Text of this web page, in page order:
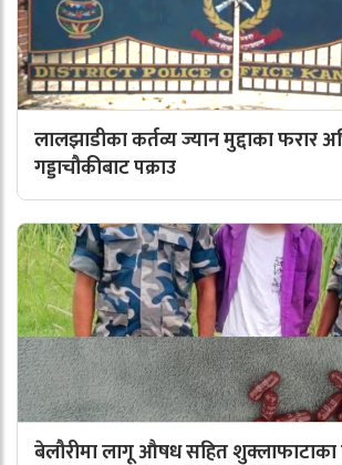
लालझाडीका कर्तव्य ज्यान मुद्दाका फरार
गड्डाचौकीबाट पक्राउ
बेलौरीमा लागू औषध सहित शुक्लाफाटाका